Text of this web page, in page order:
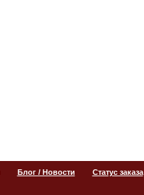
Блог / Новости Статус заказа